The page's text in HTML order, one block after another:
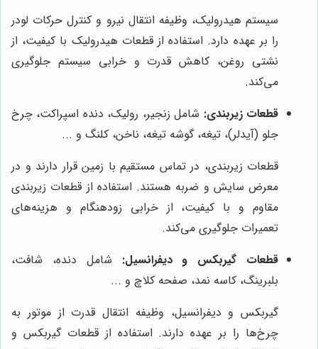
سیستم هیدرولیک، وظیفه انتقال نیرو و کنترل حرکات لودر
را بر عهده دارد. استفاده از قطعات هیدرولیک با کیفیت، از
نشتی روغن، کاهش قدرت و خرابی سیستم جلوگیری
می‌کند.
قطعات زیربندی: شامل زنجیر، رولیک، دنده اسپراکت، چرخ
جلو (آیدلر)، تیغه، گوشه تیغه، ناخن، کلنگ و ...
قطعات زیربندی، در تماس مستقیم با زمین قرار دارند و در
معرض سایش و ضربه هستند. استفاده از قطعات زیربندی
مقاوم و با کیفیت، از خرابی زودهنگام و هزینه‌های
تعمیرات جلوگیری می‌کند.
قطعات گیربکس و دیفرانسیل: شامل دنده، شافت،
بلبرینگ، کاسه نمد، صفحه کلاچ و ...
گیربکس و دیفرانسیل، وظیفه انتقال قدرت از موتور به
چرخ‌ها را بر عهده دارند. استفاده از قطعات گیربکس و